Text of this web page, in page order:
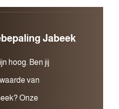
Jabeek
hoog. Ben jij
van
Onze